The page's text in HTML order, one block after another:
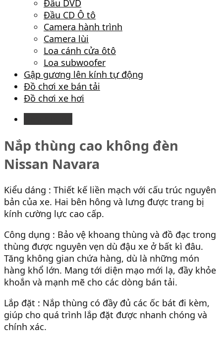
Đầu DVD
Đầu CD Ô tô
Camera hành trình
Camera lùi
Loa cánh cửa ôtô
Loa subwoofer
Gập gương lên kính tự động
Đồ chơi xe bán tải
Đồ chơi xe hơi
Nắp thùng cao không đèn
Nissan Navara
Kiểu dáng : Thiết kế liền mạch với cấu trúc nguyên
bản của xe. Hai bên hông và lưng được trang bị
kính cường lực cao cấp.
Công dụng : Bảo vệ khoang thùng và đồ đạc trong
thùng được nguyên vẹn dù đậu xe ở bất kì đâu.
Tăng không gian chứa hàng, dù là những món
hàng khổ lớn. Mang tới diện mạo mới lạ, đầy khỏe
khoắn và mạnh mẽ cho các dòng bán tải.
Lắp đặt : Nắp thùng có đầy đủ các ốc bát đi kèm,
giúp cho quá trình lắp đặt được nhanh chóng và
chính xác.